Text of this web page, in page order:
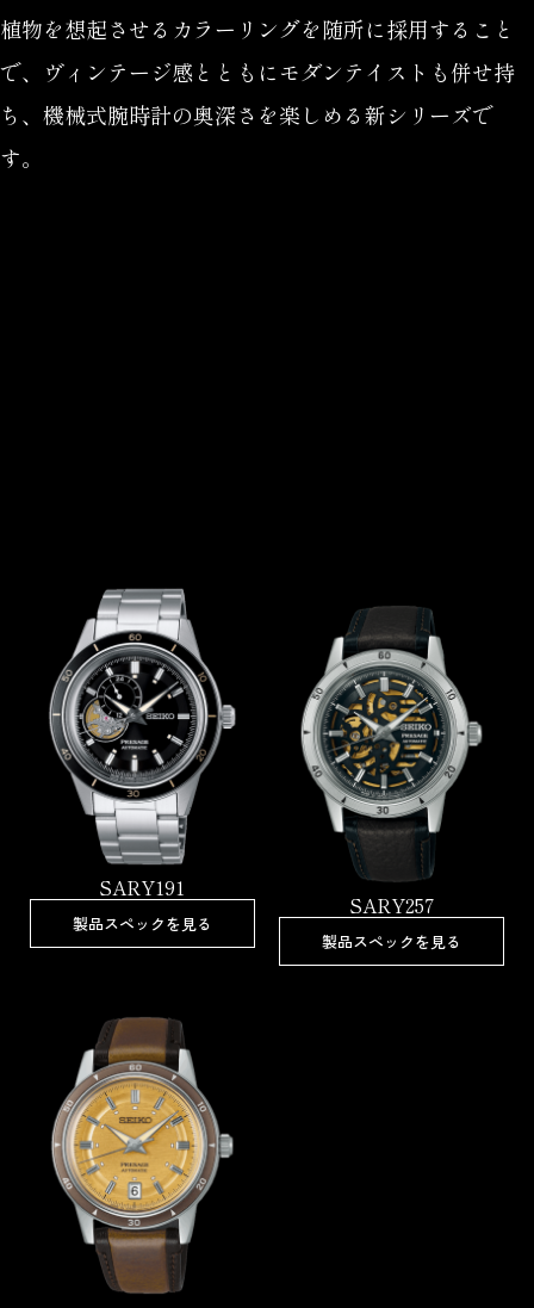
植物を想起させるカラーリングを随所に採用すること
で、ヴィンテージ感とともにモダンテイストも併せ持
ち、機械式腕時計の奥深さを楽しめる新シリーズで
す。
SARY191
製品スペックを見る
SARY257
製品スペックを見る